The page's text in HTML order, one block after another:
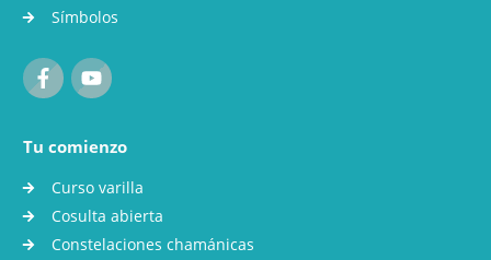
Símbolos
Tu comienzo
Curso varilla
Cosulta abierta
Constelaciones chamánicas